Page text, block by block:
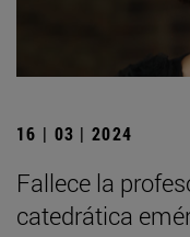
16 | 03 | 2024
Fallece la
catedrática